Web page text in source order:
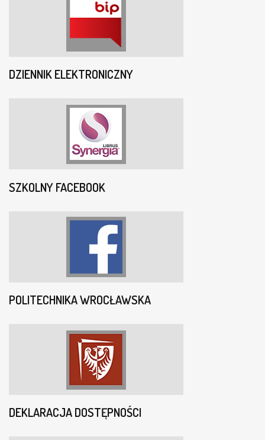
DZIENNIK ELEKTRONICZNY
SZKOLNY FACEBOOK
POLITECHNIKA WROCŁAWSKA
DEKLARACJA DOSTĘPNOŚCI